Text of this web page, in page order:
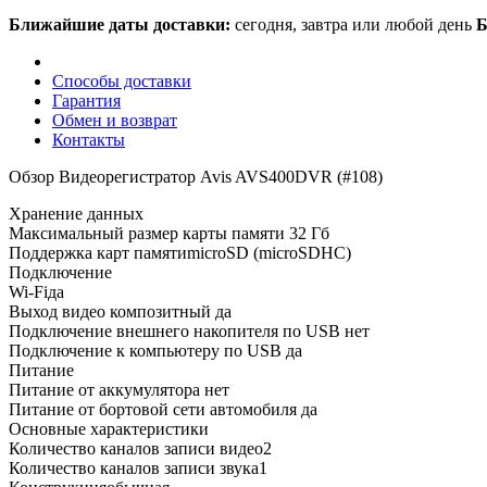
Ближайшие даты доставки: сегодня, завтра или любой день
Способы доставки
Гарантия
Обмен и возврат
Контакты
Обзор Видеорегистратор Avis AVS400DVR (#108)
Хранение данных
Максимальный размер карты памяти 32 Гб
Поддержка карт памятиmicroSD (microSDHC)
Подключение
Wi-Fiда
Выход видео композитный да
Подключение внешнего накопителя по USB нет
Подключение к компьютеру по USB да
Питание
Питание от аккумулятора нет
Питание от бортовой сети автомобиля да
Основные характеристики
Количество каналов записи видео2
Количество каналов записи звука1